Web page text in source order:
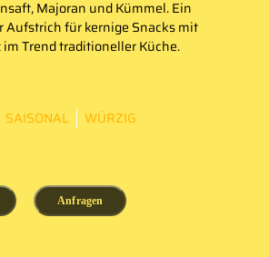
Majoran und Kümmel. Ein
Aufstrich für kernige Snacks mit
Trend traditioneller Küche.
SAISONAL WÜRZIG
Anfragen